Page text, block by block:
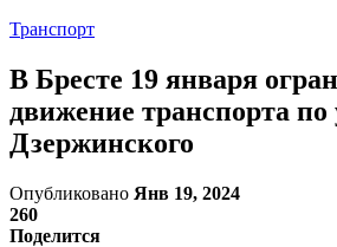
Транспорт
В Бресте 19 января
движение транспорта по
Дзержинского
Опубликовано Янв 19, 2024
260
Поделится